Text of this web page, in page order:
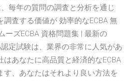
毎年の質問の調査と分析を通じ
査する価値が 効率的なECBA 無
ーズECBA 資格問題集 | 最新の
認定試験は、業界の非常に人気があ
はあなたに高品質と経済的なECBA
す、あなたはそれより良い方法を